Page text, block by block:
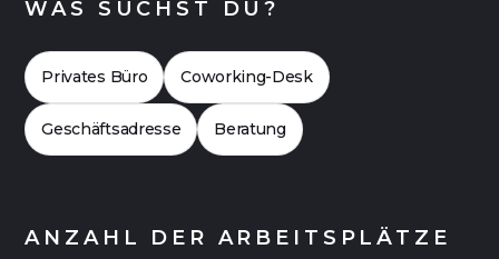
Offices auch finanziell attraktiv sein können.
Hier geht es zu einer
Case Study 2026
Büro mit bis zu 20 Arbeitsplätzen.
WAS SUCHST DU?
Privates Büro Coworking-Desk
Geschäftsadresse Beratung
ANZAHL DER ARBEITSPLÄTZE